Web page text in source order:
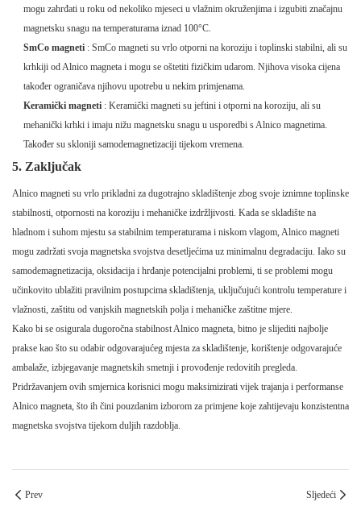
mogu zahrđati u roku od nekoliko mjeseci u vlažnim okruženjima i izgubiti značajnu
magnetsku snagu na temperaturama iznad 100°C.
SmCo magneti : SmCo magneti su vrlo otporni na koroziju i toplinski stabilni, ali su
krhkiji od Alnico magneta i mogu se oštetiti fizičkim udarom. Njihova visoka cijena
također ograničava njihovu upotrebu u nekim primjenama.
Keramički magneti : Keramički magneti su jeftini i otporni na koroziju, ali su
mehanički krhki i imaju nižu magnetsku snagu u usporedbi s Alnico magnetima.
Također su skloniji samodemagnetizaciji tijekom vremena.
5. Zaključak
Alnico magneti su vrlo prikladni za dugotrajno skladištenje zbog svoje iznimne toplinske
stabilnosti, otpornosti na koroziju i mehaničke izdržljivosti. Kada se skladište na
hladnom i suhom mjestu sa stabilnim temperaturama i niskom vlagom, Alnico magneti
mogu zadržati svoja magnetska svojstva desetljećima uz minimalnu degradaciju. Iako su
samodemagnetizacija, oksidacija i hrđanje potencijalni problemi, ti se problemi mogu
učinkovito ublažiti pravilnim postupcima skladištenja, uključujući kontrolu temperature i
vlažnosti, zaštitu od vanjskih magnetskih polja i mehaničke zaštitne mjere.
Kako bi se osigurala dugoročna stabilnost Alnico magneta, bitno je slijediti najbolje
prakse kao što su odabir odgovarajućeg mjesta za skladištenje, korištenje odgovarajuće
ambalaže, izbjegavanje magnetskih smetnji i provođenje redovitih pregleda.
Pridržavanjem ovih smjernica korisnici mogu maksimizirati vijek trajanja i performanse
Alnico magneta, što ih čini pouzdanim izborom za primjene koje zahtijevaju konzistentna
magnetska svojstva tijekom duljih razdoblja.
Prev Sljedeći